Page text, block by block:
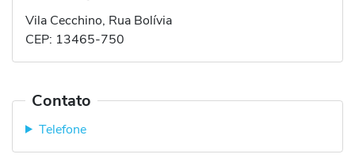
Vila Cecchino, Rua Bolívia
CEP: 13465-750
Contato
Telefone